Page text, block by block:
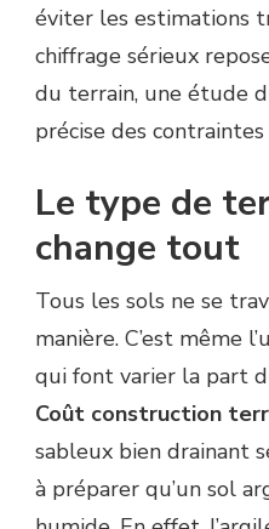
éviter les estimations
chiffrage sérieux
du terrain, une étude
précise des
Le type de
change tout
Tous les sols ne se
manière. C’est même
qui font varier la part
Coût construction
sableux bien drainant
à préparer qu’un sol